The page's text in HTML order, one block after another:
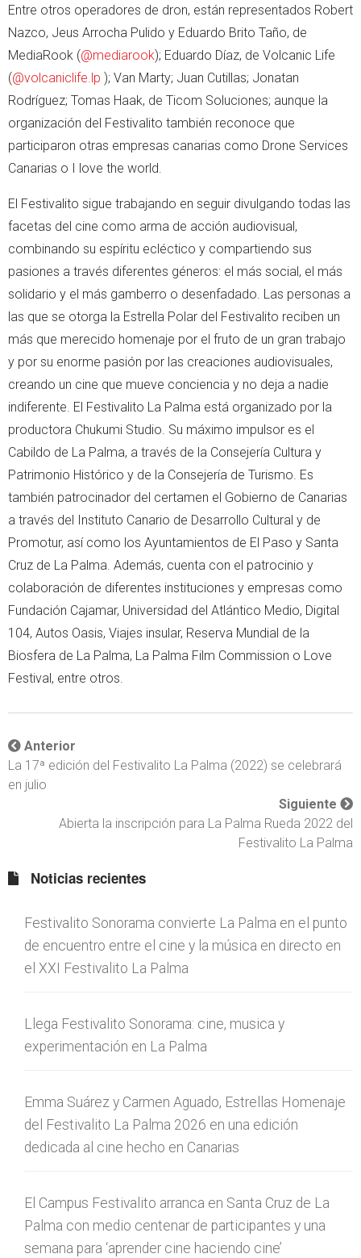
Entre otros operadores de dron, están representados Robert
Nazco, Jeus Arrocha Pulido y Eduardo Brito Taño, de
MediaRook (@mediarook); Eduardo Díaz, de Volcanic Life
(@volcaniclife.lp ); Van Marty; Juan Cutillas; Jonatan
Rodríguez; Tomas Haak, de Ticom Soluciones; aunque la
organización del Festivalito también reconoce que
participaron otras empresas canarias como Drone Services
Canarias o I love the world.
El Festivalito sigue trabajando en seguir divulgando todas las
facetas del cine como arma de acción audiovisual,
combinando su espíritu ecléctico y compartiendo sus
pasiones a través diferentes géneros: el más social, el más
solidario y el más gamberro o desenfadado. Las personas a
las que se otorga la Estrella Polar del Festivalito reciben un
más que merecido homenaje por el fruto de un gran trabajo
y por su enorme pasión por las creaciones audiovisuales,
creando un cine que mueve conciencia y no deja a nadie
indiferente. El Festivalito La Palma está organizado por la
productora Chukumi Studio. Su máximo impulsor es el
Cabildo de La Palma, a través de la Consejería Cultura y
Patrimonio Histórico y de la Consejería de Turismo. Es
también patrocinador del certamen el Gobierno de Canarias
a través del Instituto Canario de Desarrollo Cultural y de
Promotur, así como los Ayuntamientos de El Paso y Santa
Cruz de La Palma. Además, cuenta con el patrocinio y
colaboración de diferentes instituciones y empresas como
Fundación Cajamar, Universidad del Atlántico Medio, Digital
104, Autos Oasis, Viajes insular, Reserva Mundial de la
Biosfera de La Palma, La Palma Film Commission o Love
Festival, entre otros.
Anterior
La 17ª edición del Festivalito La Palma (2022) se celebrará
en julio
Siguiente
Abierta la inscripción para La Palma Rueda 2022 del
Festivalito La Palma
Noticias recientes
Festivalito Sonorama convierte La Palma en el punto
de encuentro entre el cine y la música en directo en
el XXI Festivalito La Palma
Llega Festivalito Sonorama: cine, musica y
experimentación en La Palma
Emma Suárez y Carmen Aguado, Estrellas Homenaje
del Festivalito La Palma 2026 en una edición
dedicada al cine hecho en Canarias
El Campus Festivalito arranca en Santa Cruz de La
Palma con medio centenar de participantes y una
semana para ‘aprender cine haciendo cine’